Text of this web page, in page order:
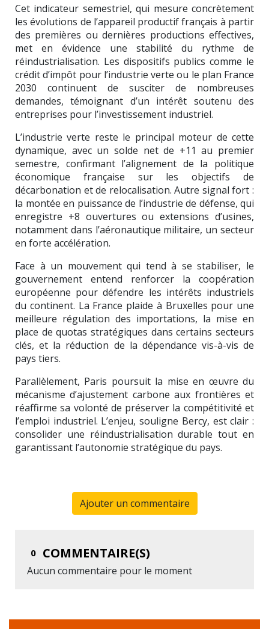
Cet indicateur semestriel, qui mesure concrètement
les évolutions de l’appareil productif français à partir
des premières ou dernières productions effectives,
met en évidence une stabilité du rythme de
réindustrialisation. Les dispositifs publics comme le
crédit d’impôt pour l’industrie verte ou le plan France
2030 continuent de susciter de nombreuses
demandes, témoignant d’un intérêt soutenu des
entreprises pour l’investissement industriel.
L’industrie verte reste le principal moteur de cette
dynamique, avec un solde net de +11 au premier
semestre, confirmant l’alignement de la politique
économique française sur les objectifs de
décarbonation et de relocalisation. Autre signal fort :
la montée en puissance de l’industrie de défense, qui
enregistre +8 ouvertures ou extensions d’usines,
notamment dans l’aéronautique militaire, un secteur
en forte accélération.
Face à un mouvement qui tend à se stabiliser, le
gouvernement entend renforcer la coopération
européenne pour défendre les intérêts industriels
du continent. La France plaide à Bruxelles pour une
meilleure régulation des importations, la mise en
place de quotas stratégiques dans certains secteurs
clés, et la réduction de la dépendance vis-à-vis de
pays tiers.
Parallèlement, Paris poursuit la mise en œuvre du
mécanisme d’ajustement carbone aux frontières et
réaffirme sa volonté de préserver la compétitivité et
l’emploi industriel. L’enjeu, souligne Bercy, est clair :
consolider une réindustrialisation durable tout en
garantissant l’autonomie stratégique du pays.
Ajouter un commentaire
0 COMMENTAIRE(S)
Aucun commentaire pour le moment